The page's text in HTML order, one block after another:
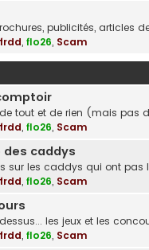
publicités, articles
frdd, flo26, Scam
tout et de rien (mais pas
frdd, flo26, Scam
des caddys
sur les caddys qui ont pas
frdd, flo26, Scam
les jeux et les
frdd, flo26, Scam